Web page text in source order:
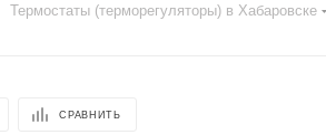
Термостаты (терморегуляторы) в Хабаровске
СРАВНИТЬ